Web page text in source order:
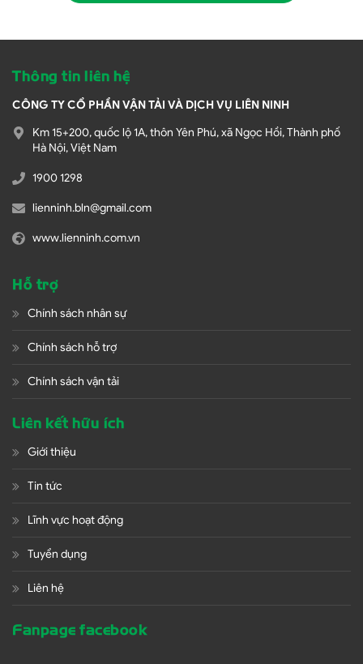
Thông tin liên hệ
CÔNG TY CỔ PHẦN VẬN TẢI VÀ DỊCH VỤ LIÊN NINH
Km 15+200, quốc lộ 1A, thôn Yên Phú, xã Ngọc Hồi, Thành phố
Hà Nội, Việt Nam
1900 1298
lienninh.bln@gmail.com
www.lienninh.com.vn
Hỗ trợ
Chính sách nhân sự
Chính sách hỗ trợ
Chính sách vận tải
Liên kết hữu ích
Giới thiệu
Tin tức
Lĩnh vực hoạt động
Tuyển dụng
Liên hệ
Fanpage facebook